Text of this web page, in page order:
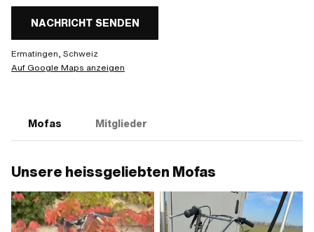
NACHRICHT SENDEN
Ermatingen, Schweiz
Auf Google Maps anzeigen
Mofas Mitglieder
Unsere heissgeliebten Mofas